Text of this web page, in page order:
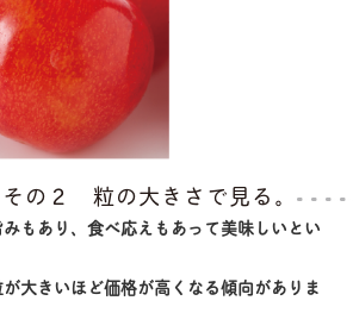
の２ 粒の大きさで見る。
もあり、食べ応えもあって美味しいとい
大きいほど価格が高くなる傾向がありま